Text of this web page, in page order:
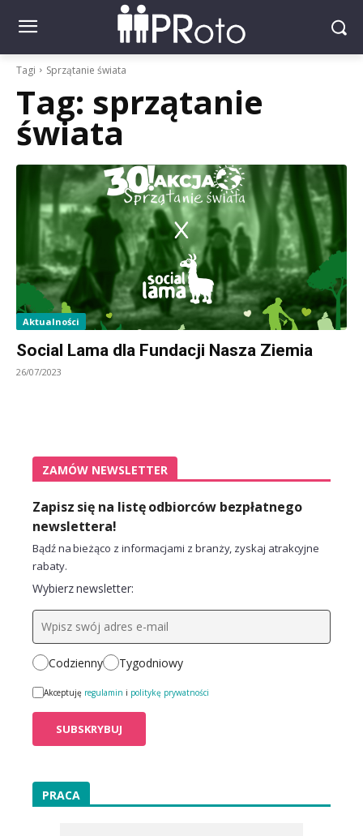
Tagi Sprzątanie świata
Tag: sprzątanie
świata
Aktualności
Social Lama dla Fundacji Nasza Ziemia
26/07/2023
ZAMÓW NEWSLETTER
Zapisz się na listę odbiorców bezpłatnego
newslettera!
Bądź na bieżąco z informacjami z branży, zyskaj atrakcyjne
rabaty.
Wybierz newsletter:
Codzienny Tygodniowy
Akceptuję regulamin i politykę prywatności
PRACA